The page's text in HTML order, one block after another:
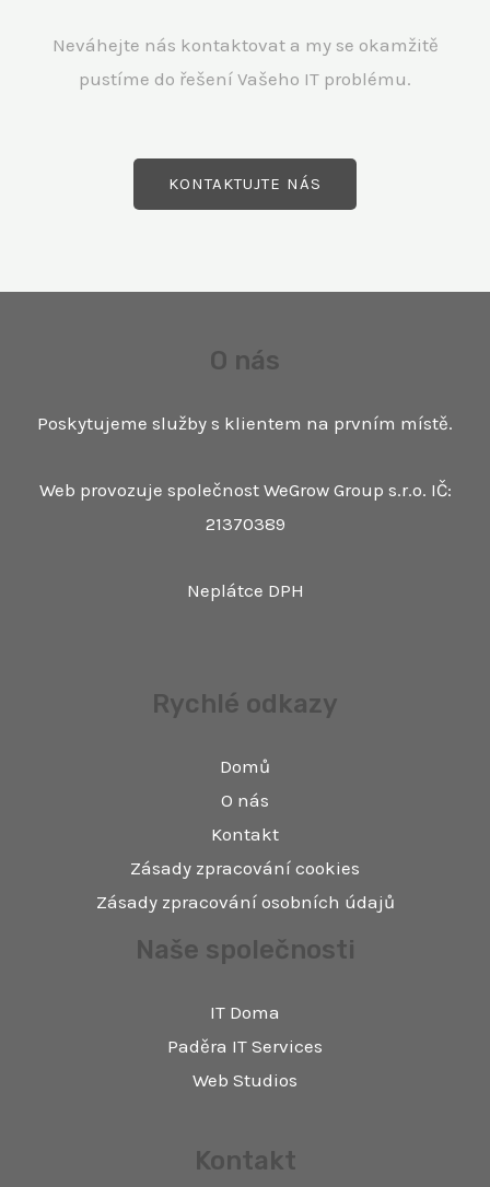
Neváhejte nás kontaktovat a my se okamžitě
pustíme do řešení Vašeho IT problému.
KONTAKTUJTE NÁS
O nás
Poskytujeme služby s klientem na prvním místě.
Web provozuje společnost WeGrow Group s.r.o. IČ:
21370389
Neplátce DPH
Rychlé odkazy
Domů
O nás
Kontakt
Zásady zpracování cookies
Zásady zpracování osobních údajů
Naše společnosti
IT Doma
Paděra IT Services
Web Studios
Kontakt